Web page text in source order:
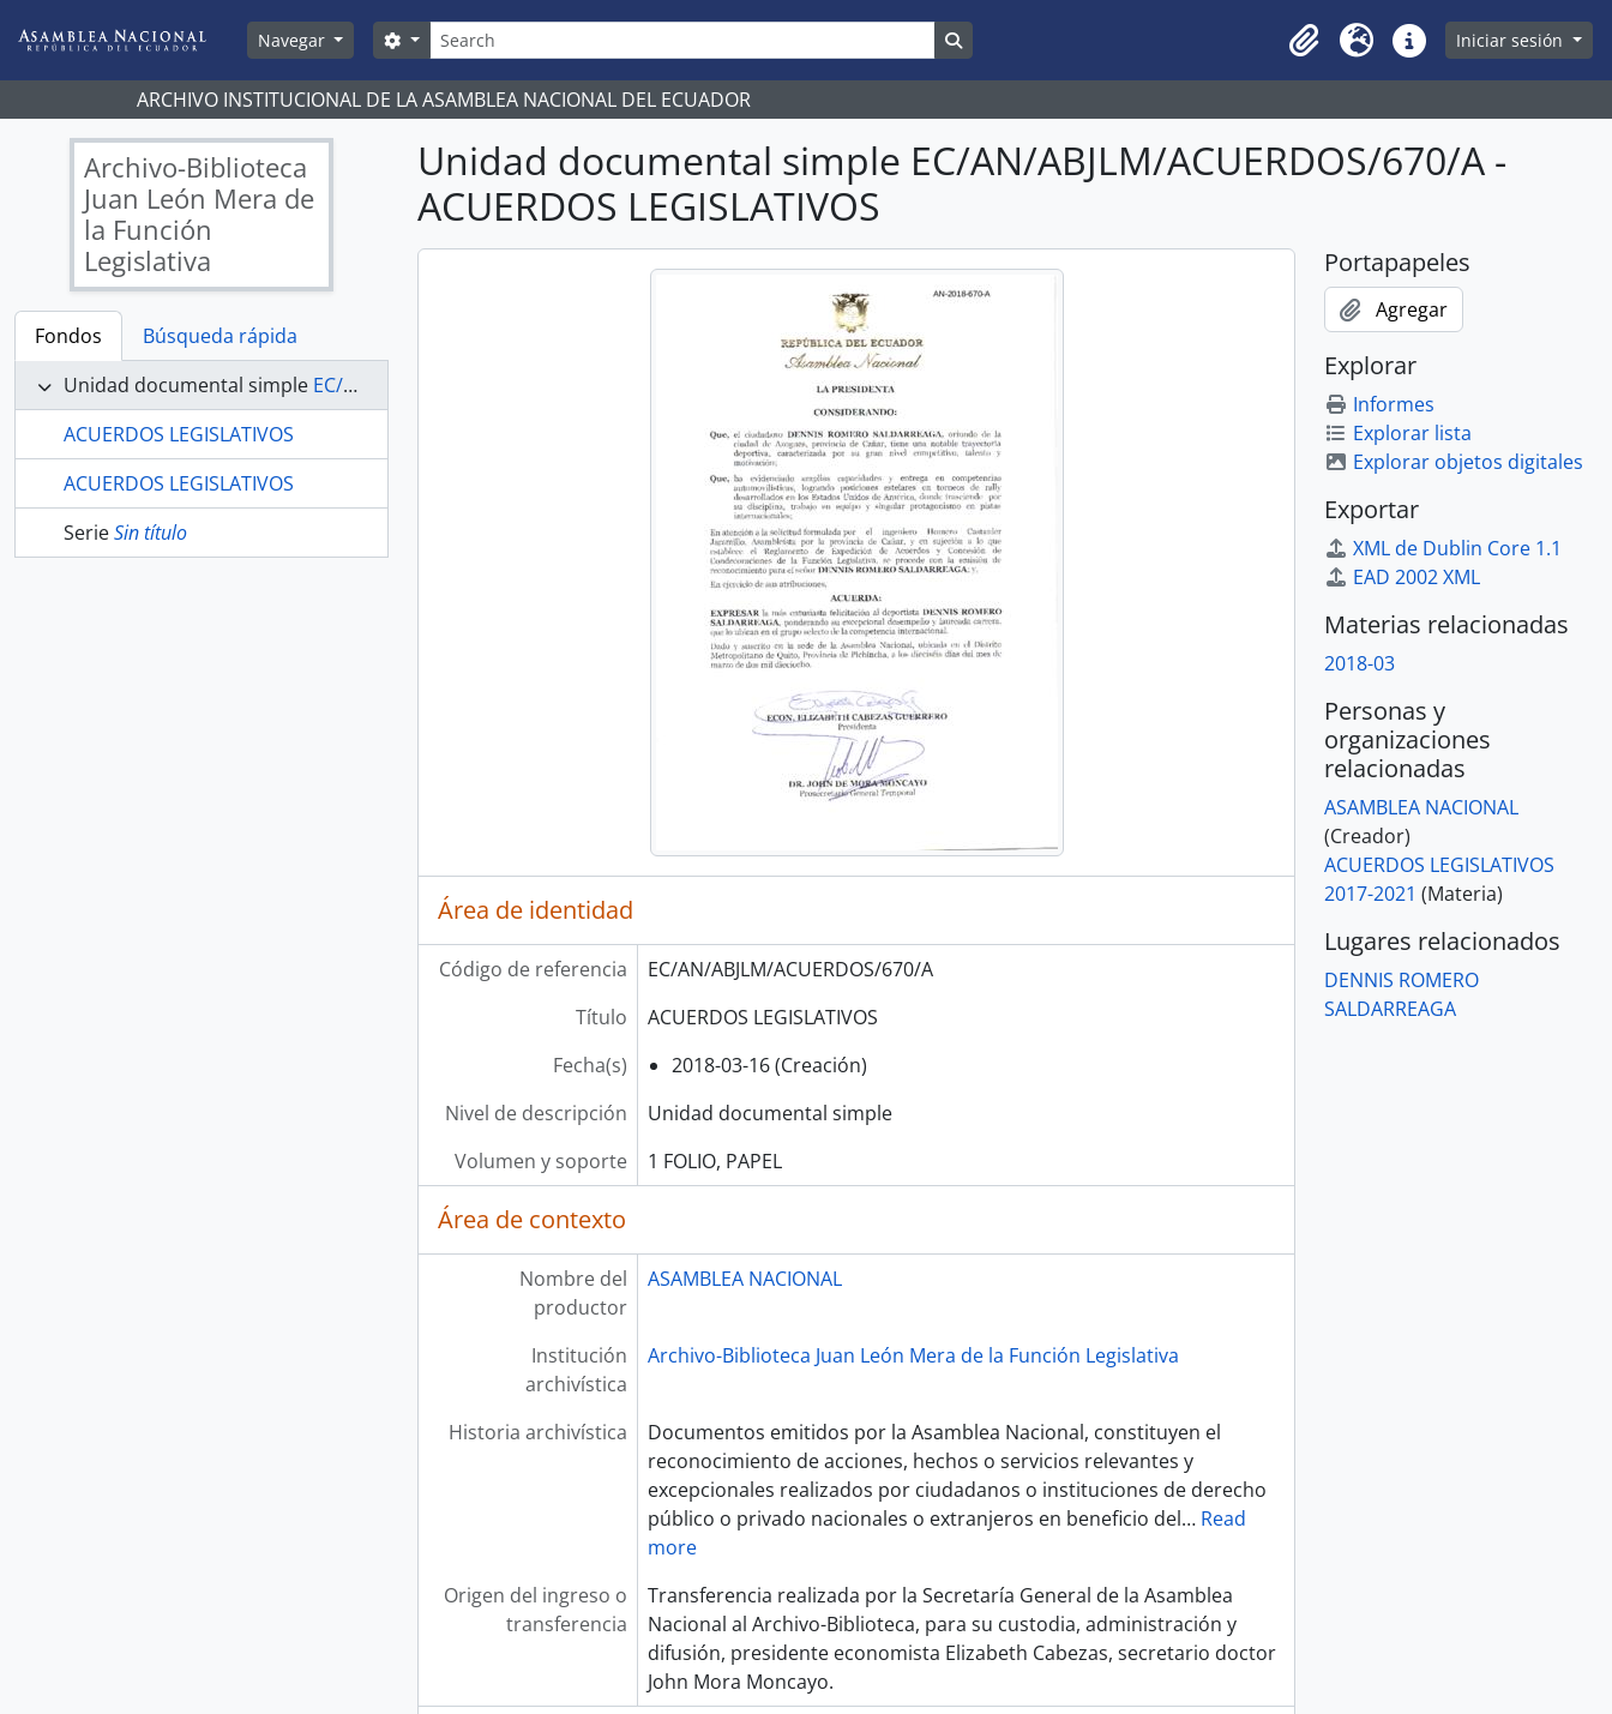
Navegar
Búsqueda
Search options
Clipboard
Idioma Enlaces rápidos
Iniciar sesión
ARCHIVO INSTITUCIONAL DE LA ASAMBLEA NACIONAL DEL ECUADOR
Archivo-Biblioteca
Juan León Mera de
la Función
Legislativa
Fondos
Búsqueda rápida
Unidad documental simple EC/AN/ABJLM/ACUERDOS/670/A - ACUERDOS LEGISLATIVOS
ACUERDOS LEGISLATIVOS
ACUERDOS LEGISLATIVOS
SerieSin título
Unidad documental simple EC/AN/ABJLM/ACUERDOS/670/A -
ACUERDOS LEGISLATIVOS
Área de identidad
Código de referencia
EC/AN/ABJLM/ACUERDOS/670/A
Título
ACUERDOS LEGISLATIVOS
Fecha(s)
2018-03-16 (Creación)
Nivel de descripción
Unidad documental simple
Volumen y soporte
1 FOLIO, PAPEL
Área de contexto
Nombre del
productor
ASAMBLEA NACIONAL
Institución
archivística
Archivo-Biblioteca Juan León Mera de la Función Legislativa
Historia archivística
Documentos emitidos por la Asamblea Nacional, constituyen el
reconocimiento de acciones, hechos o servicios relevantes y
excepcionales realizados por ciudadanos o instituciones de derecho
público o privado nacionales o extranjeros en beneficio del… Read
more
Origen del ingreso o
transferencia
Transferencia realizada por la Secretaría General de la Asamblea
Nacional al Archivo-Biblioteca, para su custodia, administración y
difusión, presidente economista Elizabeth Cabezas, secretario doctor
John Mora Moncayo.
Portapapeles
Agregar
Explorar
Informes
Explorar lista
Explorar objetos digitales
Exportar
XML de Dublin Core 1.1
EAD 2002 XML
Materias relacionadas
2018-03
Personas y
organizaciones
relacionadas
ASAMBLEA NACIONAL
(Creador)
ACUERDOS LEGISLATIVOS
2017-2021 (Materia)
Lugares relacionados
DENNIS ROMERO
SALDARREAGA